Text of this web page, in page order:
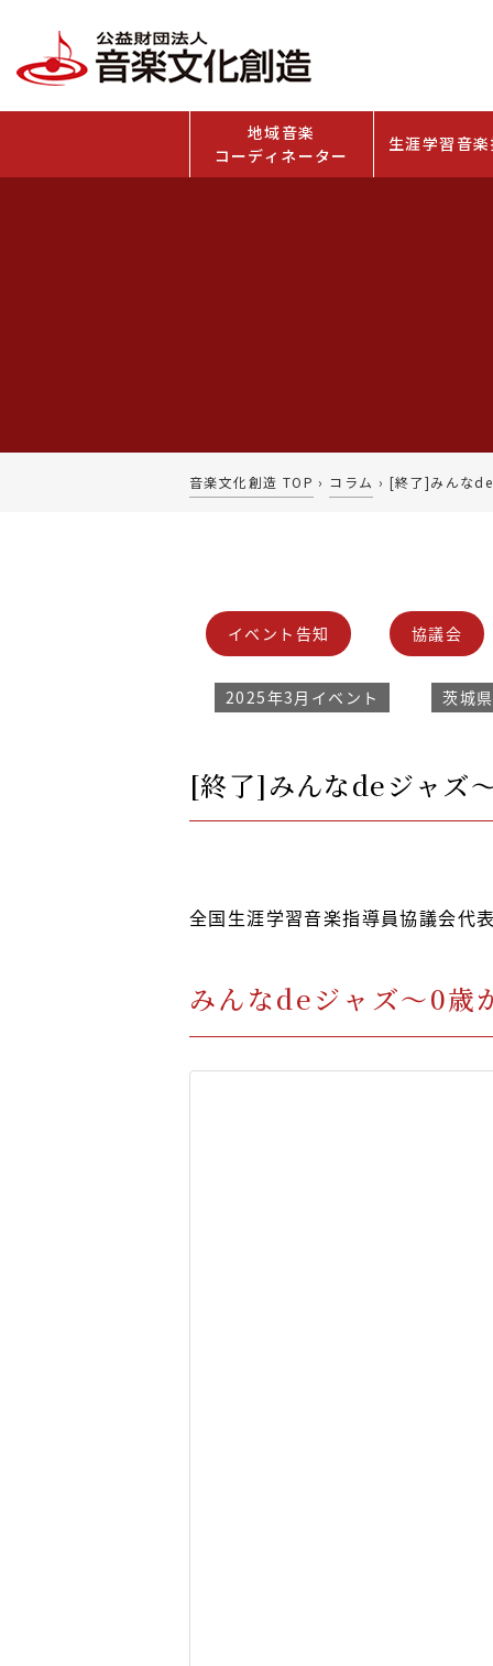
地域音楽
コーディネーター
生涯学習音楽
音楽文化創造 TOP › コラム › [終了]みんな
イベント告知 協議会
2025年3月イベント 茨城県
[終了]みんなdeジャズ
全国生涯学習音楽指導員協議会
みんなdeジャズ～0歳